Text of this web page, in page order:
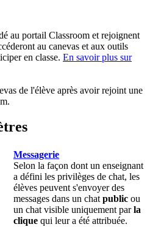
au portail Classroom et rejoignent
au canevas et aux outils
en classe. En savoir plus sur
de l'élève après avoir rejoint une
Messagerie
Selon la façon dont un enseignant
a défini les privilèges de chat, les
élèves peuvent s'envoyer des
messages dans un chat public ou
un chat visible uniquement parla
clique qui leur a été attribuée.